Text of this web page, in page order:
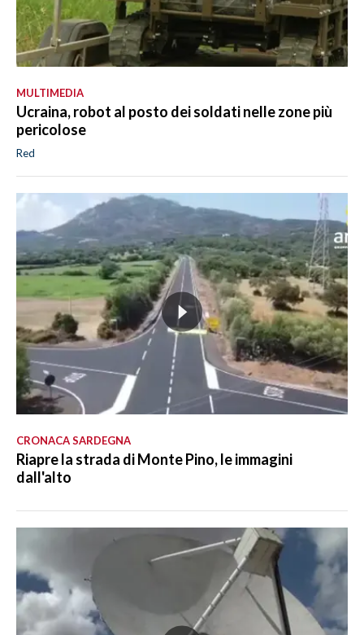
MULTIMEDIA
Ucraina, robot al posto dei soldati nelle zone più
pericolose
Red
CRONACA SARDEGNA
Riapre la strada di Monte Pino, le immagini
dall'alto